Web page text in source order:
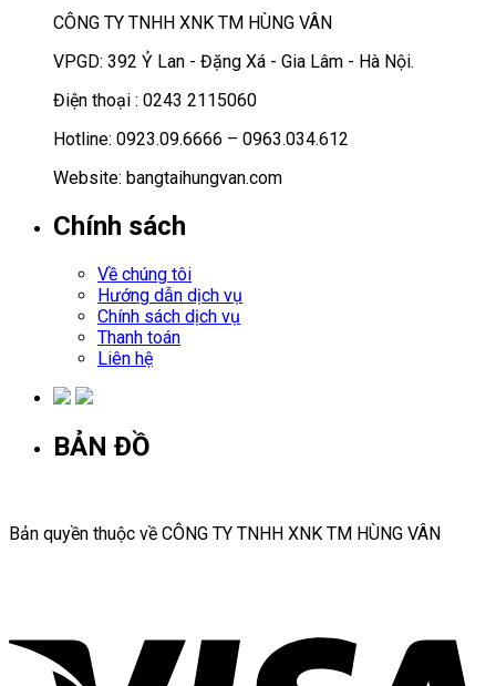
CÔNG TY TNHH XNK TM HÙNG VÂN
VPGD: 392 Ỷ Lan - Đặng Xá - Gia Lâm - Hà Nội.
Điện thoại : 0243 2115060
Hotline: 0923.09.6666 – 0963.034.612
Website: bangtaihungvan.com
Chính sách
Về chúng tôi
Hướng dẫn dịch vụ
Chính sách dịch vụ
Thanh toán
Liên hệ
BẢN ĐỒ
Bản quyền thuộc về CÔNG TY TNHH XNK TM HÙNG VÂN